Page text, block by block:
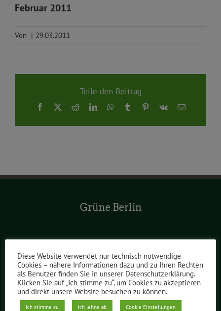
Februar 2011
Von | 29.03.2011
Teile den Beitrag
Facebook
X RedditLinkedInWhatsApp
TumblrPinterest
Vk
E-
Grüne Berlin
Grüne im Abgeordnetenhaus
Grüne Jugend Berlin
Diese Website verwendet nur technisch notwendige
Cookies – nähere Informationen dazu und zu Ihren Rechten
als Benutzer finden Sie in unserer Datenschutzerklärung.
Klicken Sie auf „Ich stimme zu“, um Cookies zu akzeptieren
und direkt unsere Website besuchen zu können.
Ich stimme zu Ich lehne ab Cookie Einstellungen